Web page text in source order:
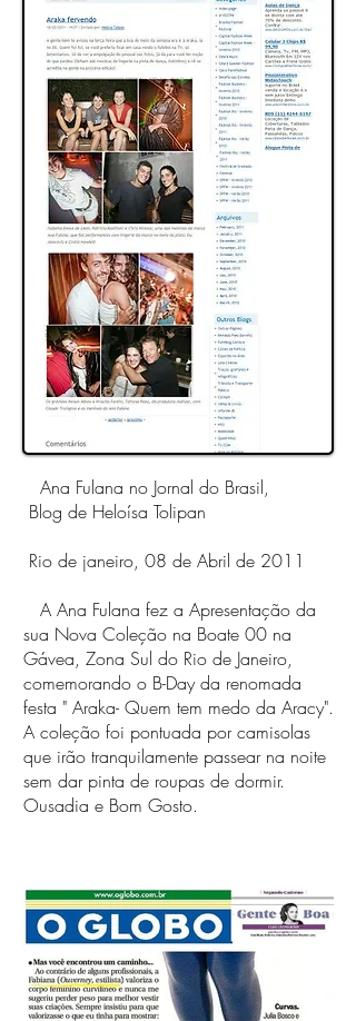
Ana Fulana no Jornal do Brasil,
Blog de Heloísa Tolipan
​ Rio de janeiro, 08 de Abril de 2011
A Ana Fulana fez a Apresentação da
sua Nova Coleção na Boate 00 na
Gávea, Zona Sul do Rio de Janeiro,
comemorando o B-Day da renomada
festa " Araka- Quem tem medo da Aracy".
A coleção foi pontuada por camisolas
que irão tranquilamente passear na noite
sem dar pinta de roupas de dormir.
Ousadia e Bom Gosto.